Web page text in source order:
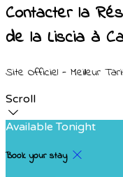
Contacter la
de la Liscia à
Site Officiel - Meilleur
Scroll
Available Tonight
Book your stay